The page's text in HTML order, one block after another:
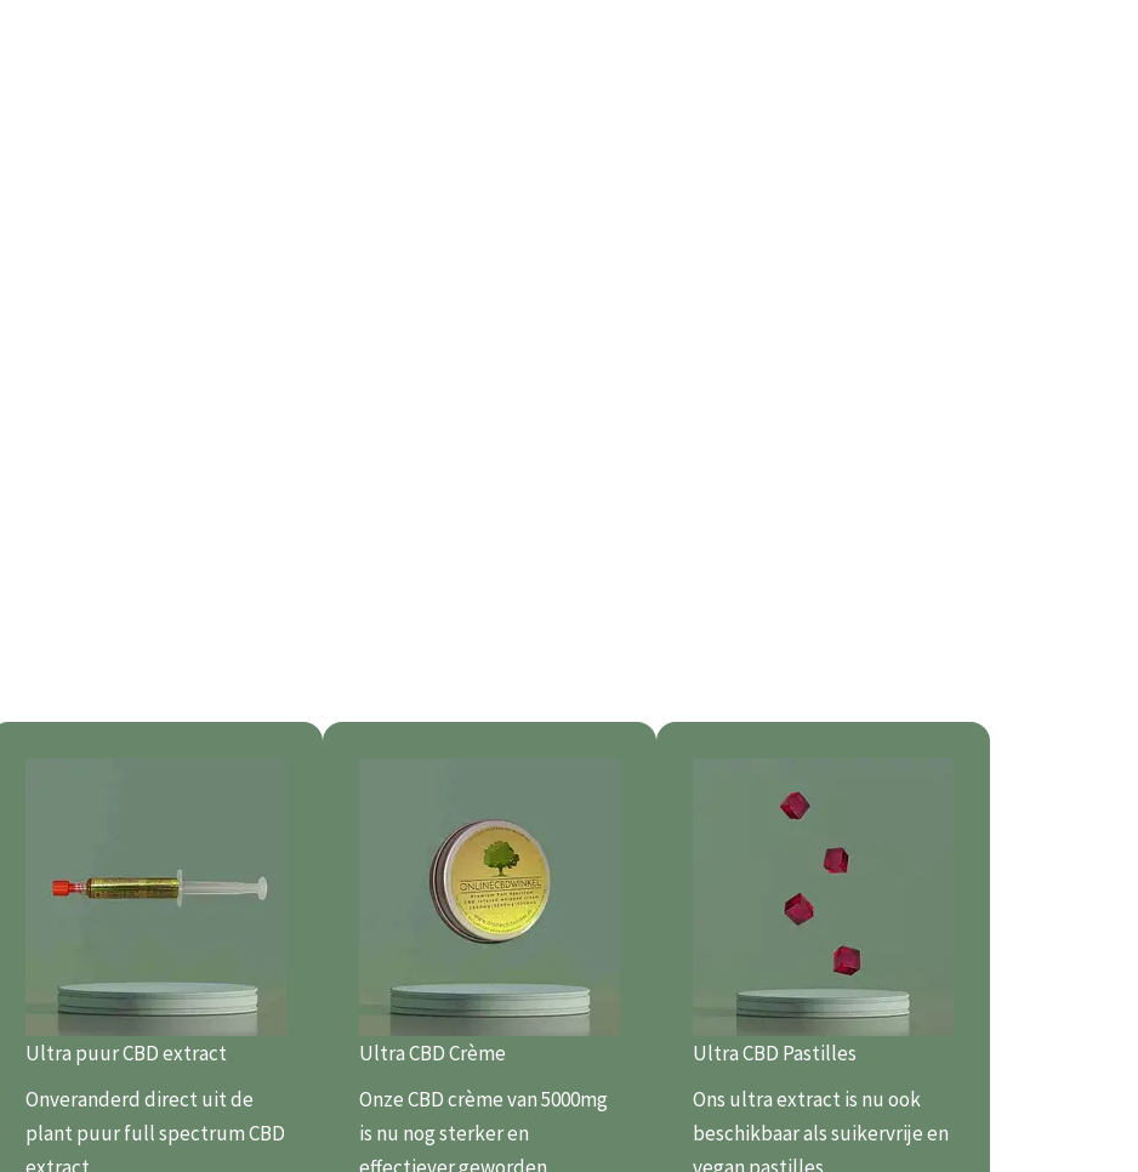
Ultra puur CBD extract
Onveranderd direct uit de
plant puur full spectrum CBD
Ultra CBD Crème
Onze CBD crème van 5000mg
is nu nog sterker en
Ultra CBD Pastilles
Ons ultra extract is nu ook
beschikbaar als suikervrije en